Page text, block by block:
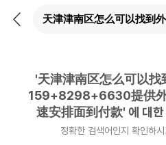
뒤
'天津津南区怎么可以
159+8298+6630提供
速安排面到付款' 에 대
정확한 검색어인지 확인하